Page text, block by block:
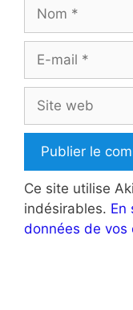
mail
web
Ce site utilise
indésirables. En
données de vos